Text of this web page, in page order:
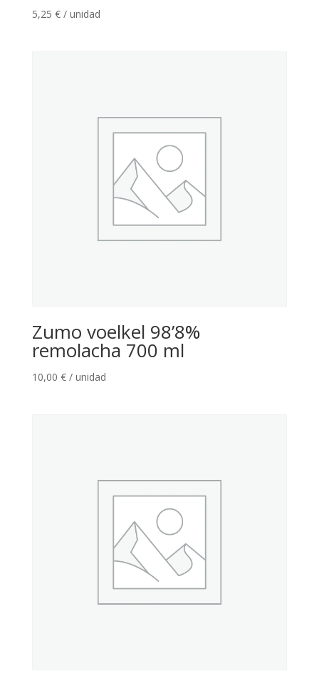
5,25 € / unidad
Zumo voelkel 98’8%
remolacha 700 ml
10,00 € / unidad